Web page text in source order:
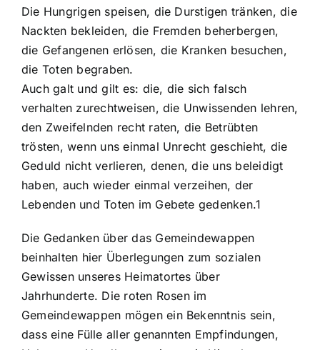
Die Hungrigen speisen, die Durstigen tränken, die
Nackten bekleiden, die Fremden beherbergen,
die Gefangenen erlösen, die Kranken besuchen,
die Toten begraben.
Auch galt und gilt es: die, die sich falsch
verhalten zurechtweisen, die Unwissenden lehren,
den Zweifelnden recht raten, die Betrübten
trösten, wenn uns einmal Unrecht geschieht, die
Geduld nicht verlieren, denen, die uns beleidigt
haben, auch wieder einmal verzeihen, der
Lebenden und Toten im Gebete gedenken.1
Die Gedanken über das Gemeindewappen
beinhalten hier Überlegungen zum sozialen
Gewissen unseres Heimatortes über
Jahrhunderte. Die roten Rosen im
Gemeindewappen mögen ein Bekenntnis sein,
dass eine Fülle aller genannten Empfindungen,